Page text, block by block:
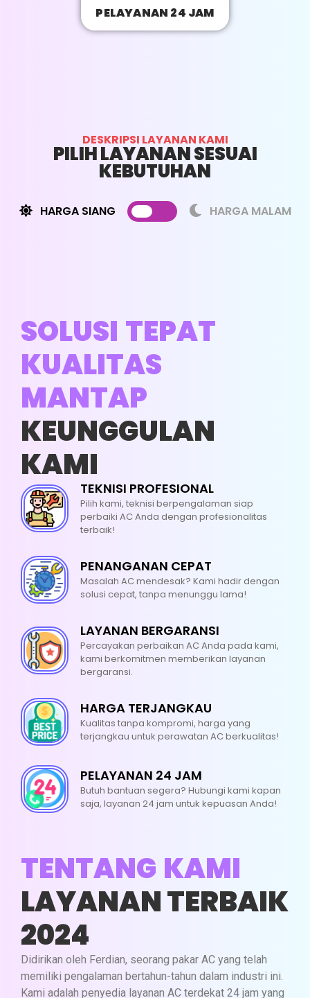
PELAYANAN 24 JAM
DESKRIPSI LAYANAN KAMI
PILIH LAYANAN SESUAI
KEBUTUHAN
HARGA SIANG HARGA MALAM
CUCI AC
UKURAN PK : 0,5 - 1 PK
Bersihkan Indoor
Bersihkan Outdoor
Bersihkan Blower
Bersihkan Filter Udara
Bersihkan Jalur Pembuangan Air
Bersihkan Sisa Pekerjaan
Whatsapp
SOLUSI TEPAT
KUALITAS
MANTAP
KEUNGGULAN
KAMI
TEKNISI PROFESIONAL
Pilih kami, teknisi berpengalaman siap
perbaiki AC Anda dengan profesionalitas
terbaik!
PENANGANAN CEPAT
Masalah AC mendesak? Kami hadir dengan
solusi cepat, tanpa menunggu lama!
LAYANAN BERGARANSI
Percayakan perbaikan AC Anda pada kami,
kami berkomitmen memberikan layanan
bergaransi.
HARGA TERJANGKAU
Kualitas tanpa kompromi, harga yang
terjangkau untuk perawatan AC berkualitas!
PELAYANAN 24 JAM
Butuh bantuan segera? Hubungi kami kapan
saja, layanan 24 jam untuk kepuasan Anda!
TENTANG KAMI
LAYANAN TERBAIK
2024
Didirikan oleh Ferdian, seorang pakar AC yang telah
memiliki pengalaman bertahun-tahun dalam industri ini.
Kami adalah penyedia layanan AC terdekat 24 jam yang